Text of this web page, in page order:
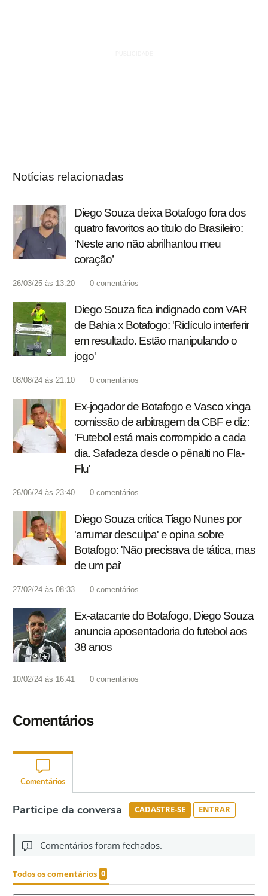
Notícias relacionadas
Diego Souza deixa Botafogo fora dos
quatro favoritos ao título do Brasileiro:
‘Neste ano não abrilhantou meu
coração’
26/03/25 às 13:20 0 comentários
Diego Souza fica indignado com VAR
de Bahia x Botafogo: 'Ridículo interferir
em resultado. Estão manipulando o
jogo'
08/08/24 às 21:10 0 comentários
Ex-jogador de Botafogo e Vasco xinga
comissão de arbitragem da CBF e diz:
'Futebol está mais corrompido a cada
dia. Safadeza desde o pênalti no Fla-
Flu'
26/06/24 às 23:40 0 comentários
Diego Souza critica Tiago Nunes por
'arrumar desculpa' e opina sobre
Botafogo: 'Não precisava de tática, mas
de um pai'
27/02/24 às 08:33 0 comentários
Ex-atacante do Botafogo, Diego Souza
anuncia aposentadoria do futebol aos
38 anos
10/02/24 às 16:41 0 comentários
Comentários